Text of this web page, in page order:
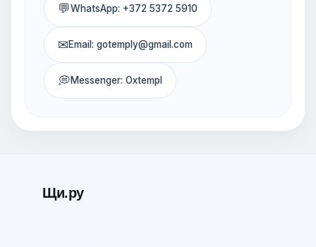
💬WhatsApp: +372 5372 5910
✉Email: gotemply@gmail.com
💭Messenger: Oxtempl
Щи.ру